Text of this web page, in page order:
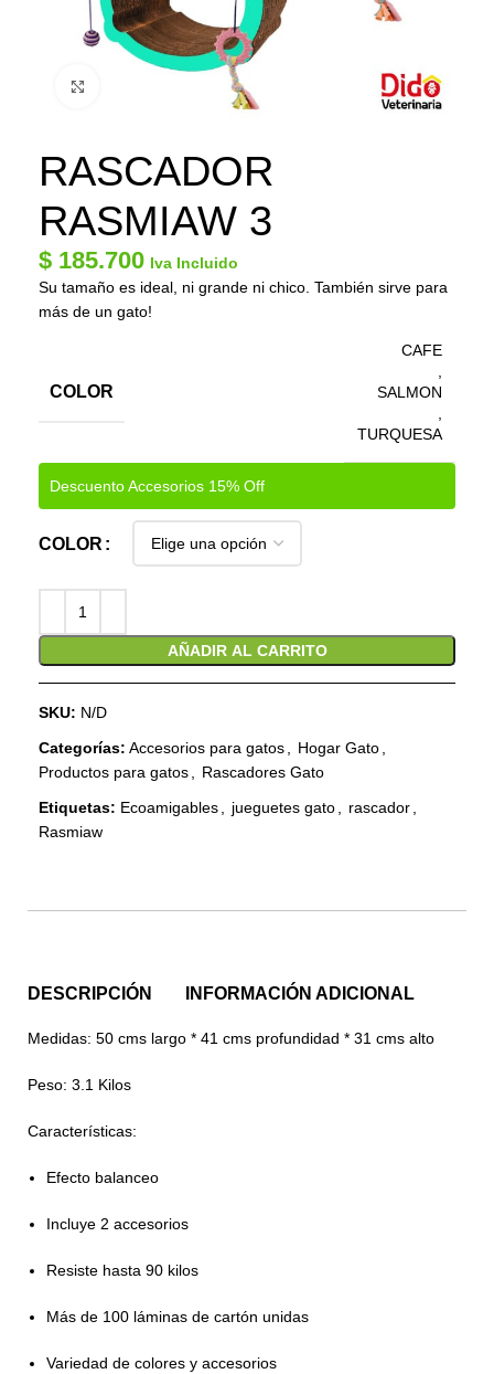
RASCADOR
RASMIAW 3
$ 185.700 Iva Incluido
Su tamaño es ideal, ni grande ni chico. También sirve para
más de un gato!
COLOR
CAFE
SALMON
TURQUESA
Descuento Accesorios 15% Off
COLOR
AÑADIR AL CARRITO
SKU: N/D
Categorías: Accesorios para gatos Hogar Gato
Productos para gatos
Rascadores Gato
Etiquetas: Ecoamigables jueguetes gato rascador
Rasmiaw
DESCRIPCIÓN INFORMACIÓN ADICIONAL
Medidas: 50 cms largo * 41 cms profundidad * 31 cms alto
Peso: 3.1 Kilos
Características:
Efecto balanceo
Incluye 2 accesorios
Resiste hasta 90 kilos
Más de 100 láminas de cartón unidas
Variedad de colores y accesorios